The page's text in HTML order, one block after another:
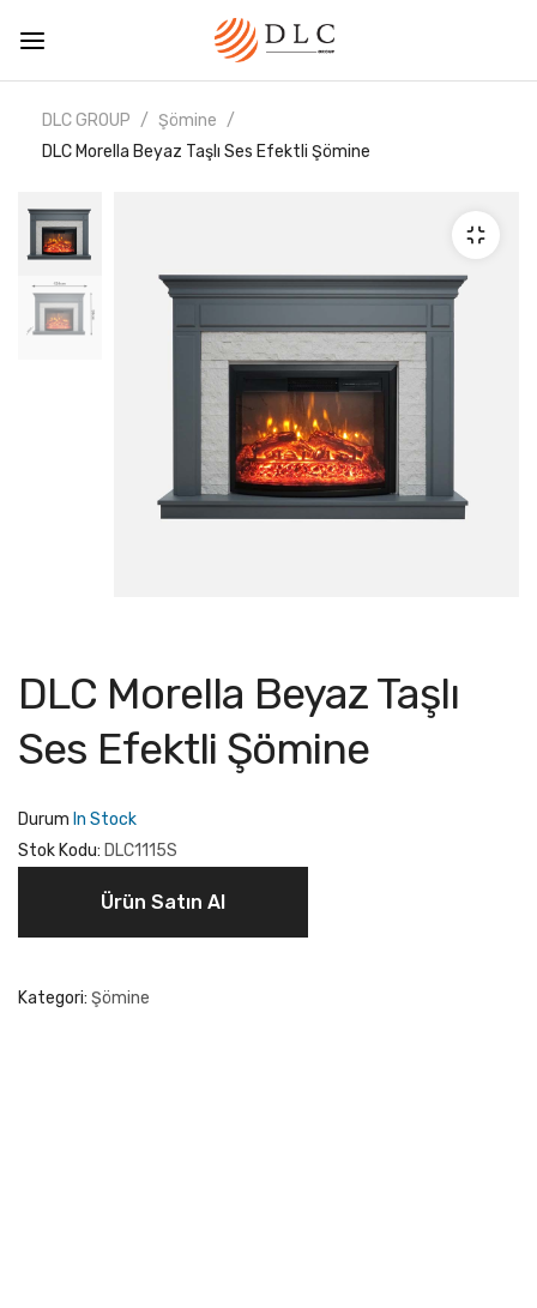
DLC GROUP
Şömine
DLC Morella Beyaz Taşlı Ses Efektli Şömine
DLC Morella Beyaz Taşlı
Ses Efektli Şömine
Durum In Stock
Stok Kodu: DLC1115S
Ürün Satın Al
Kategori: Şömine